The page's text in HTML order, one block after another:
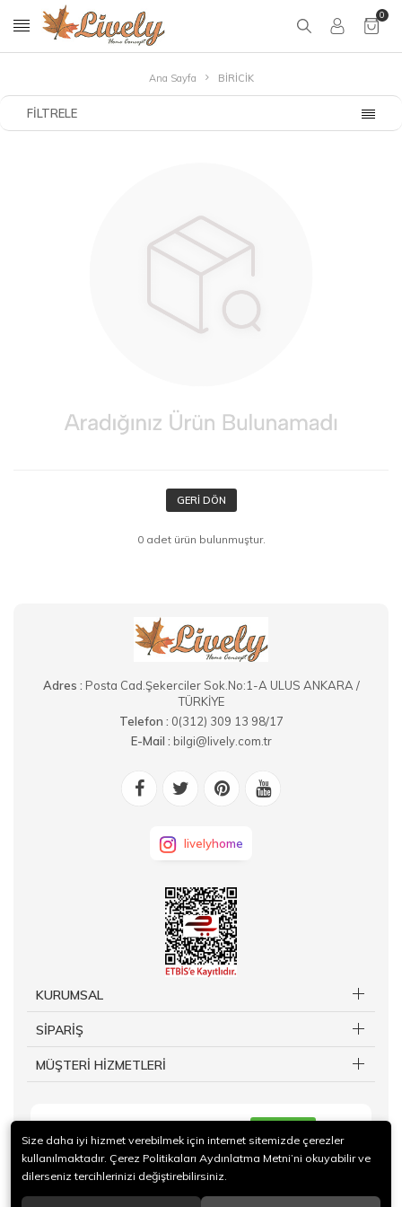
0
Ana Sayfa BİRİCİK
FILTRELE
GERI DÖN
0 adet ürün bulunmuştur.
Adres : Posta Cad.Şekerciler Sok.No:1-A ULUS ANKARA /
TÜRKİYE
Telefon : 0(312) 309 13 98/17
E-Mail : bilgi@lively.com.tr
livelyhome
KURUMSAL
SİPARİŞ
MÜŞTERİ HİZMETLERİ
Size daha iyi hizmet verebilmek için internet sitemizde çerezler
kullanılmaktadır. Çerez Politikaları Aydınlatma Metni’ni okuyabilir ve
dilerseniz tercihlerinizi değiştirebilirsiniz.